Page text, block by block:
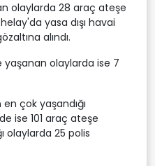
olaylarda 28 araç ateşe
yasa dışı havai
alındı.
olaylarda ise 7
en çok yaşandığı
ise 101 araç ateşe
olaylarda 25 polis